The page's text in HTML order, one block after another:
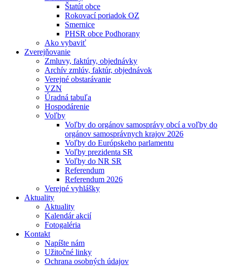
Štatút obce
Rokovací poriadok OZ
Smernice
PHSR obce Podhorany
Ako vybaviť
Zverejňovanie
Zmluvy, faktúry, objednávky
Archív zmlúv, faktúr, objednávok
Verejné obstarávanie
VZN
Úradná tabuľa
Hospodárenie
Voľby
Voľby do orgánov samosprávy obcí a voľby do
orgánov samosprávnych krajov 2026
Voľby do Európskeho parlamentu
Voľby prezidenta SR
Voľby do NR SR
Referendum
Referendum 2026
Verejné vyhlášky
Aktuality
Aktuality
Kalendár akcií
Fotogaléria
Kontakt
Napíšte nám
Užitočné linky
Ochrana osobných údajov